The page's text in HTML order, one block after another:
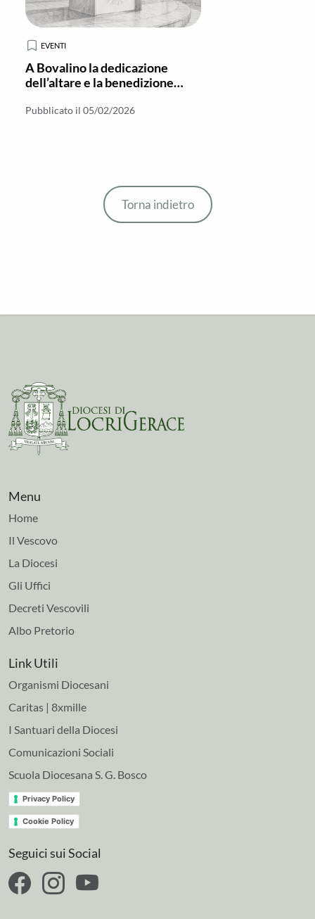
EVENTI
A Bovalino la dedicazione
dell’altare e la benedizione
San Martino
Pubblicato il 05/02/2026
Torna indietro
Menu
Home
Il Vescovo
La Diocesi
Gli Uffici
Decreti Vescovili
Albo Pretorio
Link Utili
Organismi Diocesani
Caritas | 8xmille
I Santuari della Diocesi
Comunicazioni Sociali
Scuola Diocesana S. G. Bosco
Privacy Policy
Cookie Policy
Seguici sui Social